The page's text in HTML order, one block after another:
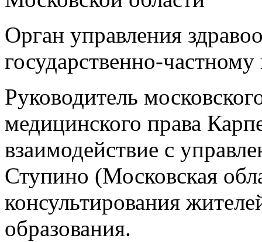
Орган управления
государственно-частному
Руководитель
медицинского права
взаимодействие с
Ступино (Московская
консультирования
образования.